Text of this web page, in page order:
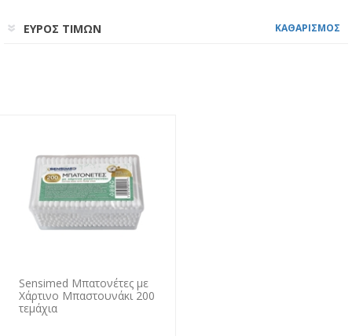
ΕΥΡΟΣ ΤΙΜΩΝ ΚΑΘΑΡΙΣΜΟΣ
Sensimed Μπατονέτες με
Χάρτινο Μπαστουνάκι 200
τεμάχια